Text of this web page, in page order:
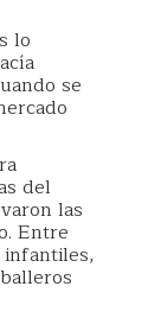
lo
se
del
las
Entre
infantiles,